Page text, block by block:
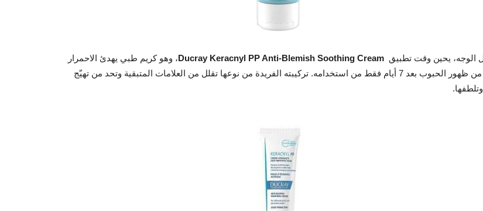
الوجه، يحين وقت تطبيق Ducray Keracnyl PP Anti-Blemish Soothing Cream
، وهو كريم طبي يهدئ الاحمرار
ويخفّف من ظهور الحبوب بعد 7 أيام فقط من استخدامه. تركيبته الفريدة من نوعها تقلل من العلامات المتبقية وتحد من تهيّج